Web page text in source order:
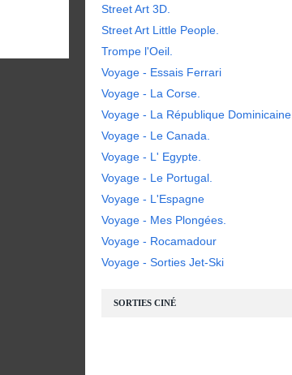
Street Art 3D.
Street Art Little People.
Trompe l'Oeil.
Voyage - Essais Ferrari
Voyage - La Corse.
Voyage - La République Dominicaine.
Voyage - Le Canada.
Voyage - L' Egypte.
Voyage - Le Portugal.
Voyage - L'Espagne
Voyage - Mes Plongées.
Voyage - Rocamadour
Voyage - Sorties Jet-Ski
SORTIES CINÉ